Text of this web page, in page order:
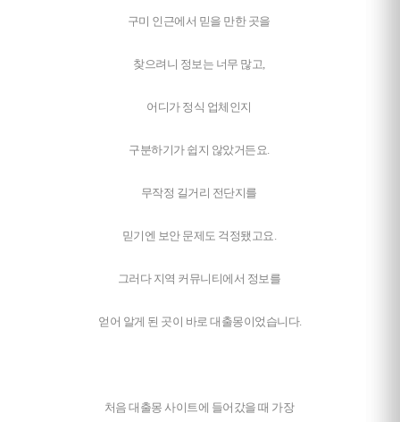
구미 인근에서 믿을 만한 곳을
찾으려니 정보는 너무 많고,
어디가 정식 업체인지
구분하기가 쉽지 않았거든요.
무작정 길거리 전단지를
믿기엔 보안 문제도 걱정됐고요.
그러다 지역 커뮤니티에서 정보를
얻어 알게 된 곳이 바로 대출몽이었습니다.
처음 대출몽 사이트에 들어갔을 때 가장